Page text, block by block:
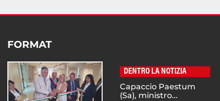
FORMAT
DENTRO LA NOTIZIA
Capaccio Paestum
(Sa), ministro...